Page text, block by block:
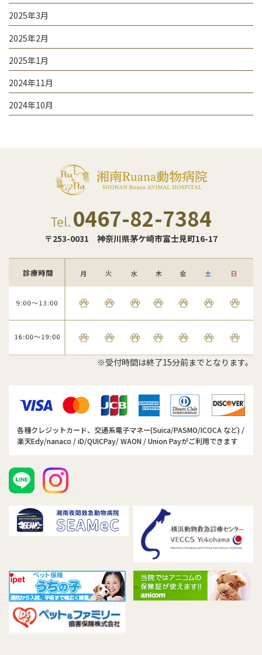
2025年3月
2025年2月
2025年1月
2024年11月
2024年10月
Tel. 0467-82-7384
〒253-0031 神奈川県茅ケ崎市富士見町16-17
※受付時間は終了15分前までとなります。
各種クレジットカード、交通系電子マネー(Suica/PASMO/ICOCA など) /
楽天Edy/nanaco / iD/QUICPay/ WAON / Union Payがご利用できます